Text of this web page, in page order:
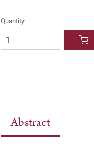
Quantity:
Abstract